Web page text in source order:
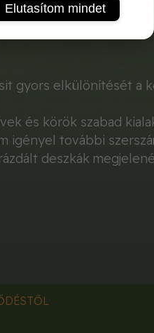
gyors elkülönítését a
és körök szabad
igényel további
deszkák
Elutasítom mindet